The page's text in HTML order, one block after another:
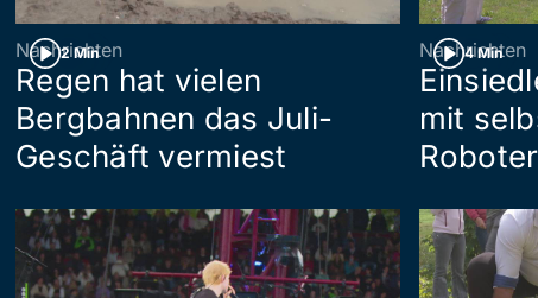
2 Min
Nachrichten
Regen hat vielen
Bergbahnen das Juli-
Geschäft vermiest
4 Min
Nachrichten
mit